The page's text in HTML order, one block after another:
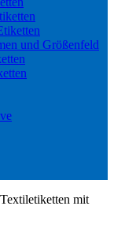
und Größenfeld
mit